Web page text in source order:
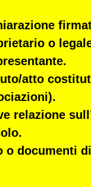
o
atto
relazione
o documenti